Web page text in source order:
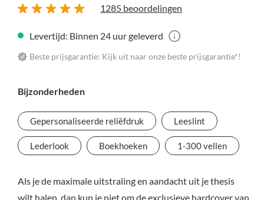
1285 beoordelingen
Levertijd: Binnen 24 uur geleverd
Beste prijsgarantie: Kijk uit naar onze beste prijsgarantie*!
Bijzonderheden
Gepersonaliseerde reliëfdruk Leeslint
Lederlook Boekhoeken 1-300 vellen
Als je de maximale uitstraling en aandacht uit je thesis
wilt halen, dan kun je niet om de exclusieve hardcover van